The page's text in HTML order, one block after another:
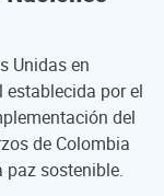
Unidas en
por el
del
de Colombia
sostenible.